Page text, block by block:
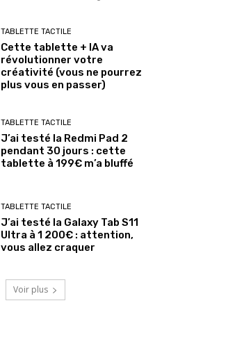
TABLETTE TACTILE
Cette tablette + IA va
révolutionner votre
créativité (vous ne pourrez
plus vous en passer)
TABLETTE TACTILE
J’ai testé la Redmi Pad 2
pendant 30 jours : cette
tablette à 199€ m’a bluffé
TABLETTE TACTILE
J’ai testé la Galaxy Tab S11
Ultra à 1 200€ : attention,
vous allez craquer
Voir plus